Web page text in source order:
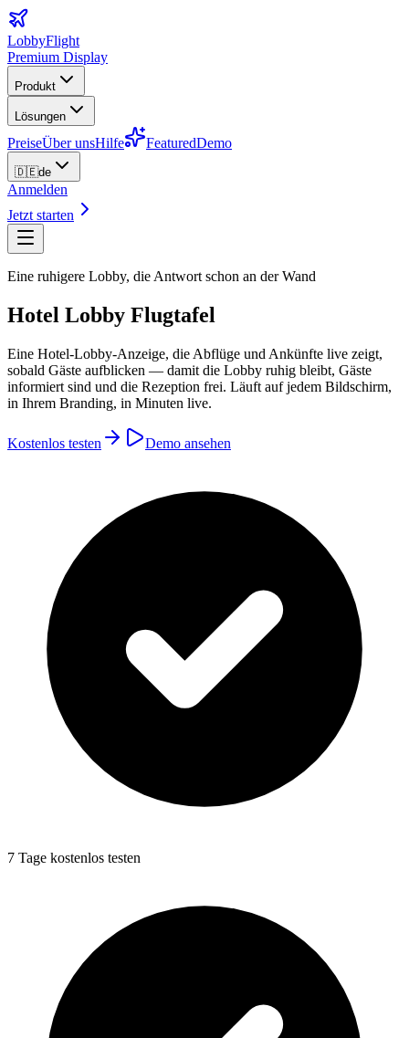
LobbyFlight
Premium Display
Produkt
Lösungen
PreiseÜber unsHilfe FeaturedDemo
🇩🇪de
Anmelden
Jetzt starten
Eine ruhigere Lobby, die Antwort schon an der Wand
Hotel Lobby Flugtafel
Eine Hotel-Lobby-Anzeige, die Abflüge und Ankünfte live zeigt,
sobald Gäste aufblicken — damit die Lobby ruhig bleibt, Gäste
informiert sind und die Rezeption frei. Läuft auf jedem Bildschirm,
in Ihrem Branding, in Minuten live.
Kostenlos testen Demo ansehen
7 Tage kostenlos testen